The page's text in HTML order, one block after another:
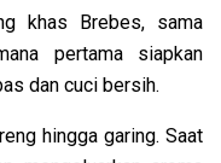
khas Brebes, sama
pertama siapkan
dan cuci bersih.
hingga garing. Saat